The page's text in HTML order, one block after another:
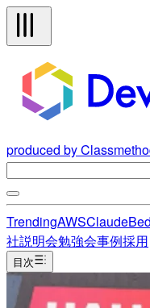
produced by
TrendingAWSClaude
社説明会勉強会事例採用
目次